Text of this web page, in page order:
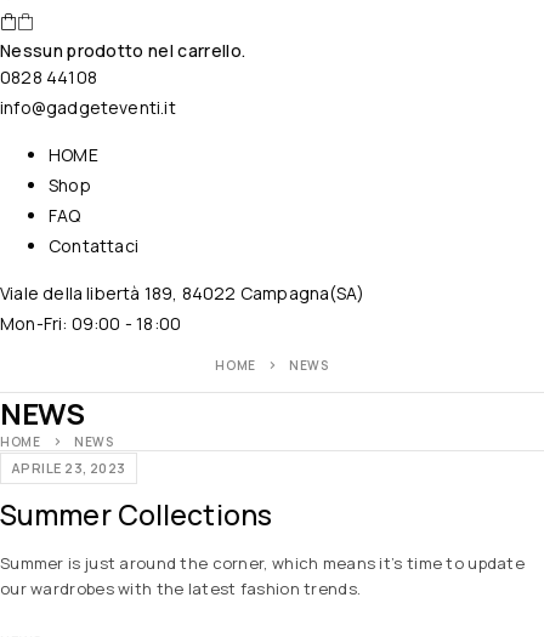
Nessun prodotto nel carrello.
0828 44108
info@gadgeteventi.it
HOME
Shop
FAQ
Contattaci
Viale della libertà 189, 84022 Campagna(SA)
Mon-Fri: 09:00 - 18:00
HOME NEWS
NEWS
HOME NEWS
APRILE 23, 2023
Summer Collections
Summer is just around the corner, which means it’s time to update
our wardrobes with the latest fashion trends.